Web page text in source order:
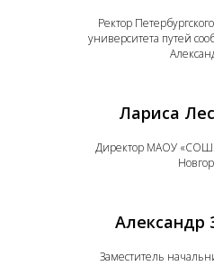
Ректор
университета путей
Лариса
Директор МАОУ «СОШ
Александр
Заместитель